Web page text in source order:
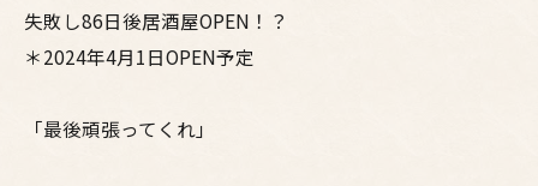
失敗し86日後居酒屋OPEN！？
＊2024年4月1日OPEN予定
「最後頑張ってくれ」